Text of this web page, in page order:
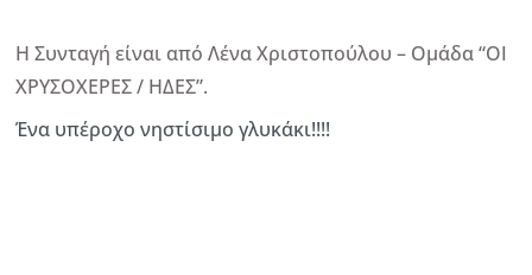
Η Συνταγή είναι από Λένα Χριστοπούλου – Ομάδα “ΟΙ
ΧΡΥΣΟΧΕΡΕΣ / ΗΔΕΣ”.
Ένα υπέροχο νηστίσιμο γλυκάκι!!!!